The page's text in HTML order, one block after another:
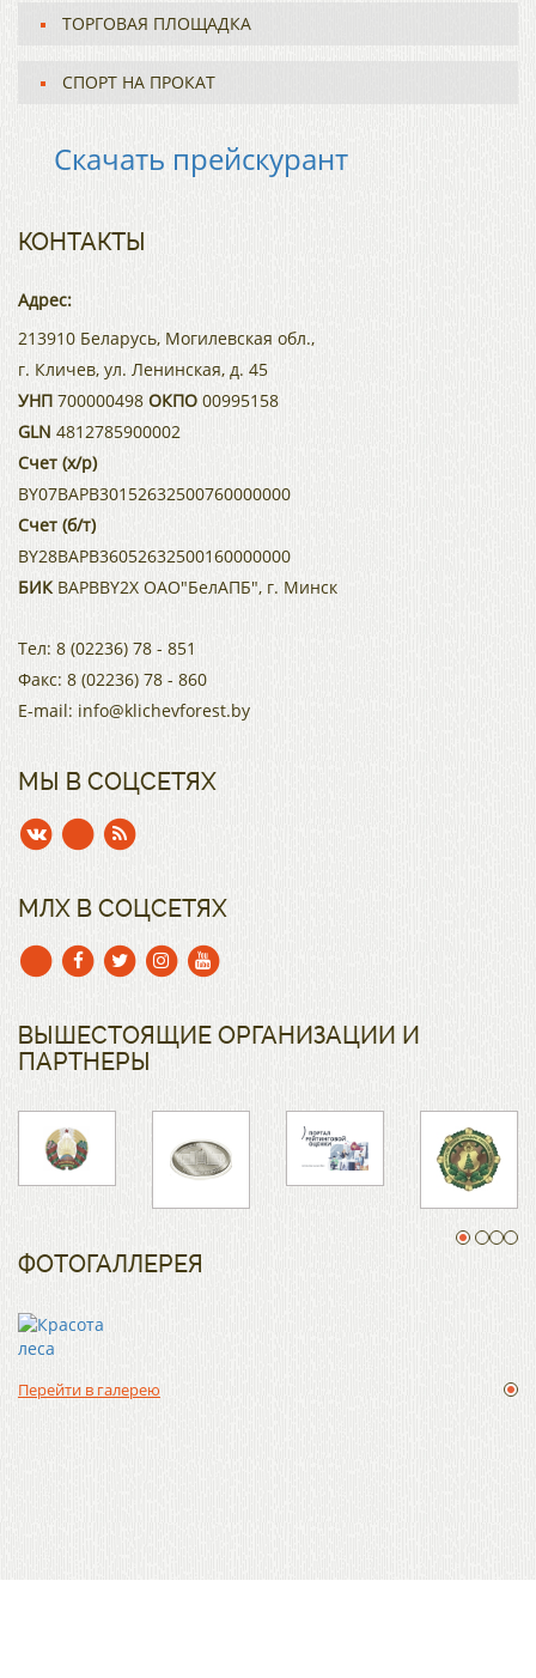
ТОРГОВАЯ ПЛОЩАДКА
СПОРТ НА ПРОКАТ
Скачать прейскурант
КОНТАКТЫ
Адрес:
213910 Беларусь, Могилевская обл.,
г. Кличев, ул. Ленинская, д. 45
УНП 700000498 ОКПО 00995158
GLN 4812785900002
Счет (х/р)
BY07BAPB30152632500760000000
Счет (б/т)
BY28BAPB36052632500160000000
БИКBAPBBY2X ОАО"БелАПБ", г. Минск
Тел: 8 (02236) 78 - 851
Факс: 8 (02236) 78 - 860
E-mail: info@klichevforest.by
МЫ В СОЦСЕТЯХ
МЛХ В СОЦСЕТЯХ
ВЫШЕСТОЯЩИЕ ОРГАНИЗАЦИИ И
ПАРТНЕРЫ
ФОТОГАЛЛЕРЕЯ
Перейти в галерею